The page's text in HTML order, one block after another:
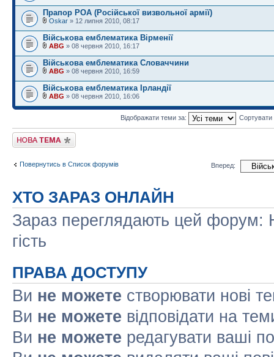
Прапор РОА (Російської визвольної армії)
Oskar » 12 липня 2010, 08:17
Військова емблематика Вірменії
ABG » 08 червня 2010, 16:17
Військова емблематика Словаччини
ABG » 08 червня 2010, 16:59
Військова емблематика Ірландії
ABG » 08 червня 2010, 16:06
Відображати теми за:
Створити нову тему
Повернутись в Список форумів Вперед:
ХТО ЗАРАЗ ОНЛАЙН
Зараз переглядають цей форум:
гість
ПРАВА ДОСТУПУ
Ви не можете створювати нові
Ви не можете відповідати на
Ви не можете редагувати ваші